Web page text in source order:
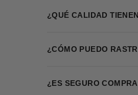
¿QUÉ CALIDAD
¿CÓMO PUEDO
¿ES SEGURO